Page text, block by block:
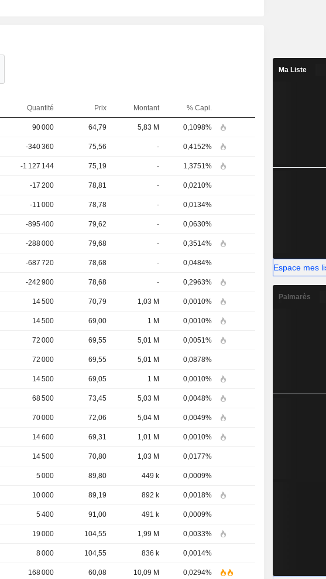
Quantité Prix Montant % Capi.
90 000 64,79 5,83 M 0,1098%
-340 360 75,56 - 0,4152%
-1 127 144 75,19 - 1,3751%
-17 200 78,81 - 0,0210%
-11 000 78,78 - 0,0134%
-895 400 79,62 - 0,0630%
-288 000 79,68 - 0,3514%
-687 720 78,68 - 0,0484%
-242 900 78,68 - 0,2963%
14 500 70,79 1,03 M 0,0010%
14 500 69,00 1 M 0,0010%
72 000 69,55 5,01 M 0,0051%
72 000 69,55 5,01 M 0,0878%
14 500 69,05 1 M 0,0010%
68 500 73,45 5,03 M 0,0048%
70 000 72,06 5,04 M 0,0049%
14 600 69,31 1,01 M 0,0010%
14 500 70,80 1,03 M 0,0177%
5 000 89,80 449 k 0,0009%
10 000 89,19 892 k 0,0018%
5 400 91,00 491 k 0,0009%
19 000 104,55 1,99 M 0,0033%
8 000 104,55 836 k 0,0014%
168 000 60,08 10,09 M 0,0294%
Ma Liste
Espace mes
Palmarès